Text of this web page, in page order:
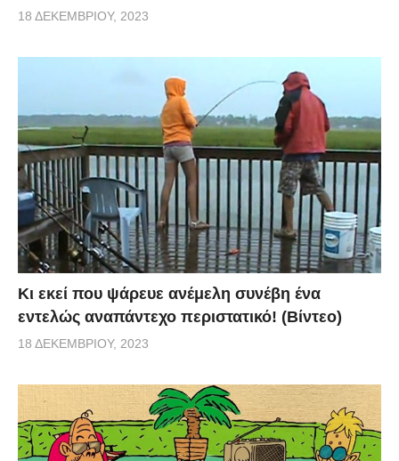
18 ΔΕΚΕΜΒΡΊΟΥ, 2023
Κι εκεί που ψάρευε ανέμελη συνέβη ένα
εντελώς αναπάντεχο περιστατικό! (Βίντεο)
18 ΔΕΚΕΜΒΡΊΟΥ, 2023